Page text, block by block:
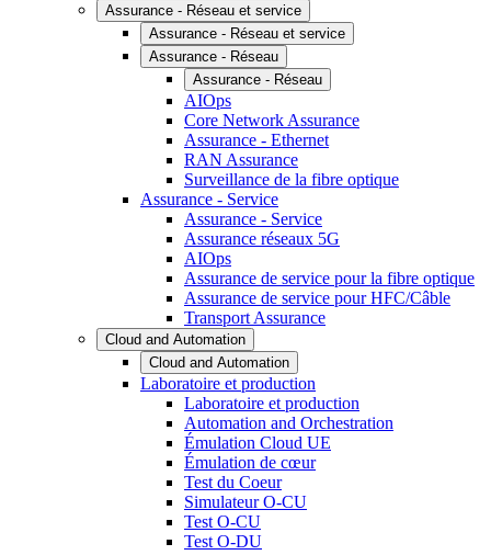
Assurance - Réseau et service
Assurance - Réseau et service
Assurance - Réseau
Assurance - Réseau
AIOps
Core Network Assurance
Assurance - Ethernet
RAN Assurance
Surveillance de la fibre optique
Assurance - Service
Assurance - Service
Assurance réseaux 5G
AIOps
Assurance de service pour la fibre optique
Assurance de service pour HFC/Câble
Transport Assurance
Cloud and Automation
Cloud and Automation
Laboratoire et production
Laboratoire et production
Automation and Orchestration
Émulation Cloud UE
Émulation de cœur
Test du Coeur
Simulateur O-CU
Test O-CU
Test O-DU